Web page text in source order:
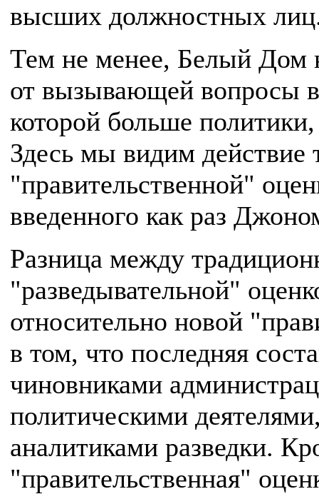
высших должностных
Тем не менее, Белый Дом
от вызывающей вопросы
которой больше
Здесь мы видим действие
"правительственной"
введенного как раз
Разница между
"разведывательной"
относительно новой
в том, что последняя
чиновниками
политическими
аналитиками разведки.
"правительственная"